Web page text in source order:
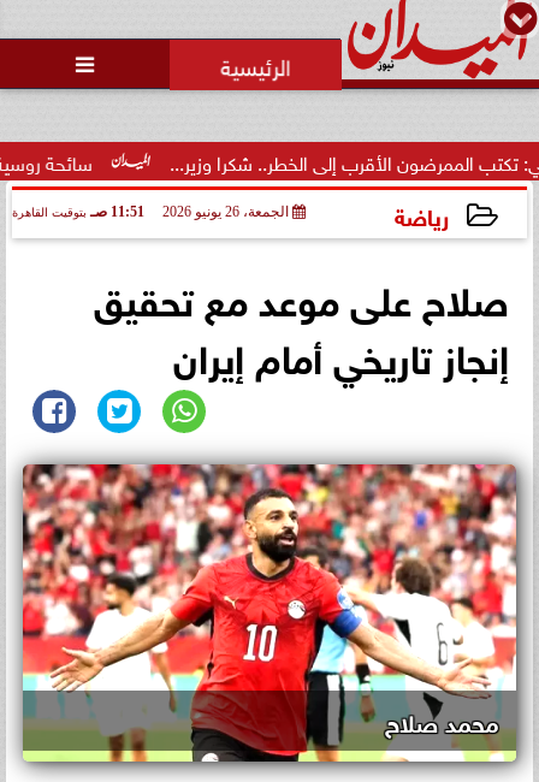

سائحة روسية الأقرب إلى الخطر.. شكرا وزير...
رياضة الجمعة، 26 يونيو 2026 11:51 صـ بتوقيت القاهرة
صلاح على موعد مع تحقيق
إنجاز تاريخي أمام إيران
محمد صلاح